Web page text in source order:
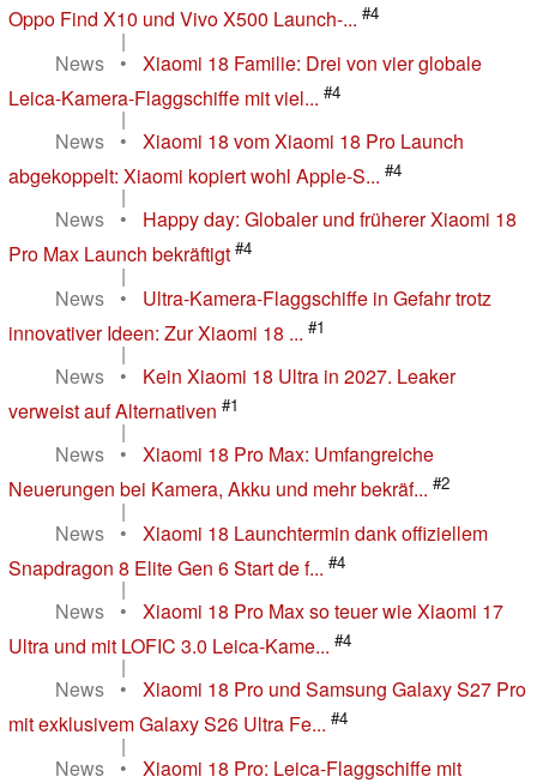
Oppo Find X10 und Vivo X500 Launch-... #4
|
News
•
Xiaomi 18 Familie: Drei von vier globale
Leica-Kamera-Flaggschiffe mit viel... #4
|
News
•
Xiaomi 18 vom Xiaomi 18 Pro Launch
abgekoppelt: Xiaomi kopiert wohl Apple-S... #4
|
News
•
Happy day: Globaler und früherer Xiaomi 18
Pro Max Launch bekräftigt #4
|
News
•
Ultra-Kamera-Flaggschiffe in Gefahr trotz
innovativer Ideen: Zur Xiaomi 18 ... #1
|
News
•
Kein Xiaomi 18 Ultra in 2027. Leaker
verweist auf Alternativen #1
|
News
•
Xiaomi 18 Pro Max: Umfangreiche
Neuerungen bei Kamera, Akku und mehr bekräf... #2
|
News
•
Xiaomi 18 Launchtermin dank offiziellem
Snapdragon 8 Elite Gen 6 Start de f... #4
|
News
•
Xiaomi 18 Pro Max so teuer wie Xiaomi 17
Ultra und mit LOFIC 3.0 Leica-Kame... #4
|
News
•
Xiaomi 18 Pro und Samsung Galaxy S27 Pro
mit exklusivem Galaxy S26 Ultra Fe... #4
|
News
•
Xiaomi 18 Pro: Leica-Flaggschiffe mit